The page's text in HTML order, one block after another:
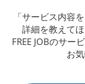
「サービス内容
詳細を教えて
FREE JOBのサー
お